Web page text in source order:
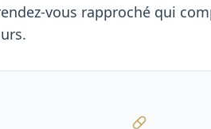
vous rapproché qui